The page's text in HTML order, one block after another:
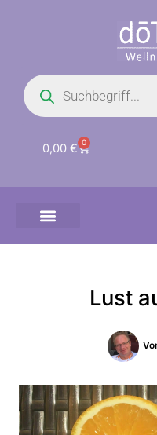
Products
search
0,00 € 0
Warenkorb
Lust